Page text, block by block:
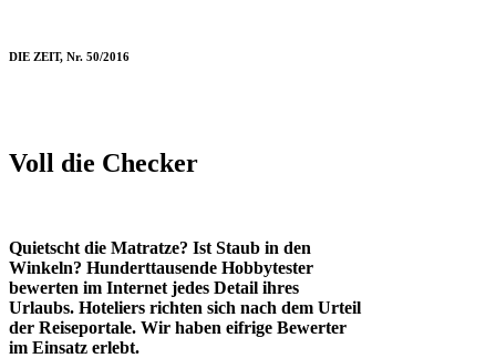
DIE ZEIT, Nr. 50/2016
Voll die Checker
Quietscht die Matratze? Ist Staub in den
Winkeln? Hunderttausende Hobbytester
bewerten im Internet jedes Detail ihres
Urlaubs. Hoteliers richten sich nach dem Urteil
der Reiseportale. Wir haben eifrige Bewerter
im Einsatz erlebt.